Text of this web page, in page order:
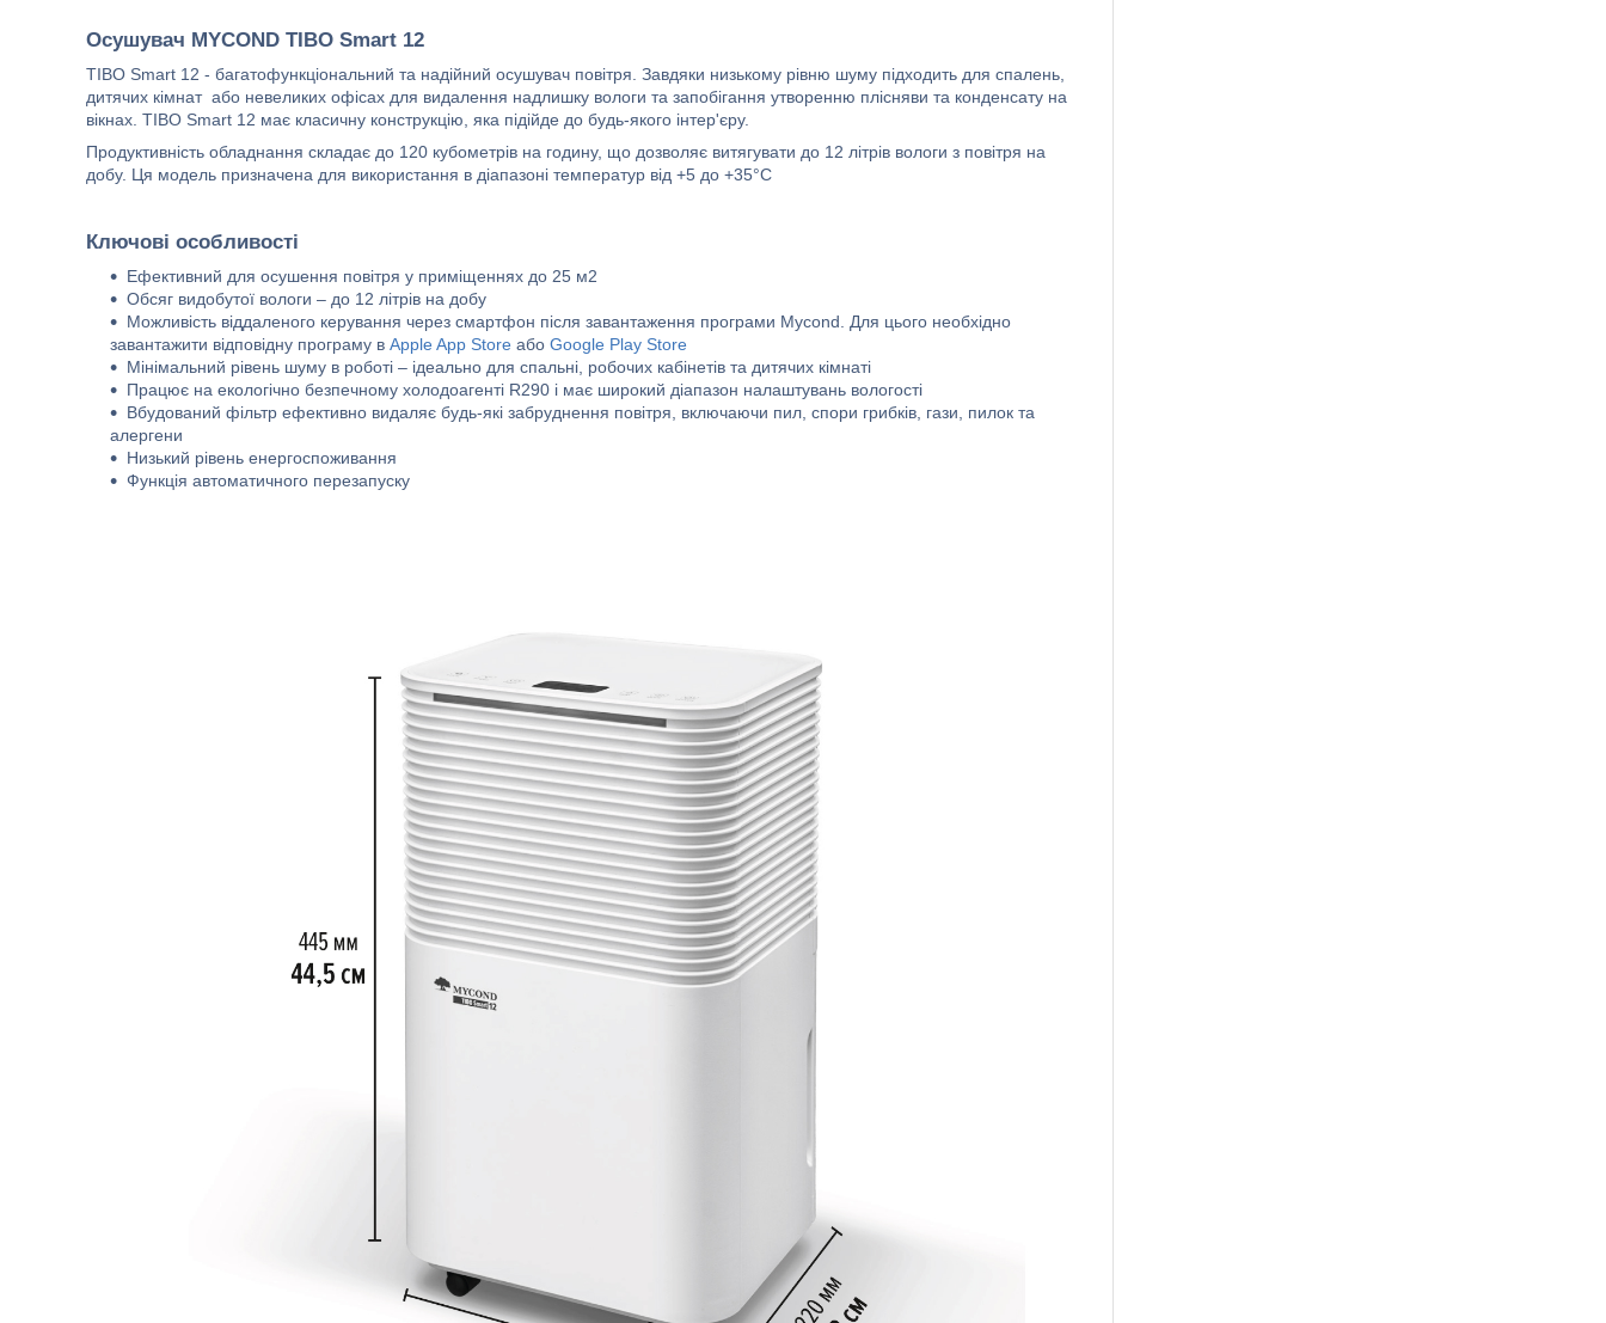
Осушувач MYCOND TIBO Smart 12
TIBO Smart 12 - багатофункціональний та надійний осушувач повітря. Завдяки низькому рівню шуму підходить для спалень,
дитячих кімнат або невеликих офісах для видалення надлишку вологи та запобігання утворенню плісняви та конденсату на
вікнах. TIBO Smart 12 має класичну конструкцію, яка підійде до будь-якого інтер'єру.
Продуктивність обладнання складає до 120 кубометрів на годину, що дозволяє витягувати до 12 літрів вологи з повітря на
добу. Ця модель призначена для використання в діапазоні температур від +5 до +35°C
Ключові особливості
Ефективний для осушення повітря у приміщеннях до 25 м2
Обсяг видобутої вологи – до 12 літрів на добу
Можливість віддаленого керування через смартфон після завантаження програми Mycond. Для цього необхідно
завантажити відповідну програму в Apple App Store або Google Play Store
Мінімальний рівень шуму в роботі – ідеально для спальні, робочих кабінетів та дитячих кімнаті
Працює на екологічно безпечному холодоагенті R290 і має широкий діапазон налаштувань вологості
Вбудований фільтр ефективно видаляє будь-які забруднення повітря, включаючи пил, спори грибків, гази, пилок та
алергени
Низький рівень енергоспоживання
Функція автоматичного перезапуску